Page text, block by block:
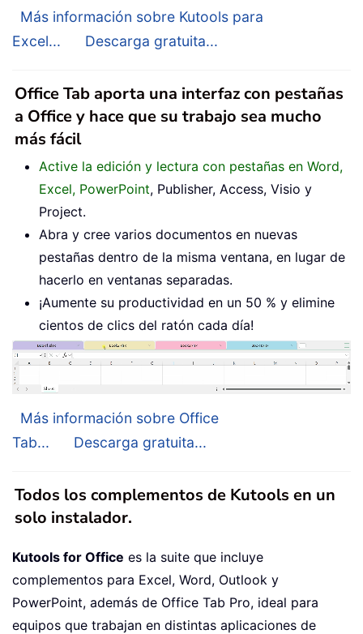
Más información sobre Kutools para
Excel...
Descarga gratuita...
Office Tab aporta una interfaz con pestañas
a Office y hace que su trabajo sea mucho
más fácil
Active la edición y lectura con pestañas en Word,
Excel, PowerPoint, Publisher, Access, Visio y
Project.
Abra y cree varios documentos en nuevas
pestañas dentro de la misma ventana, en lugar de
hacerlo en ventanas separadas.
¡Aumente su productividad en un 50 % y elimine
cientos de clics del ratón cada día!
Más información sobre Office
Tab...
Descarga gratuita...
Todos los complementos de Kutools en un
solo instalador.
Kutools for Office es la suite que incluye
complementos para Excel, Word, Outlook y
PowerPoint, además de Office Tab Pro, ideal para
equipos que trabajan en distintas aplicaciones de